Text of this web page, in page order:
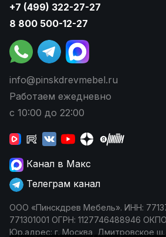
+7 (499) 322-27-27
8 800 500-12-27
info@pinskdrevmebel.ru
Работаем ежедневно
с 10:00 до 22:00
Канал в Макс
Телеграм канал
ООО «Пинскдрев Мебель». ИНН:
771301001 ОГРН: 1127746488946
Юр.адрес: г. Москва, Дмитровское ш.,